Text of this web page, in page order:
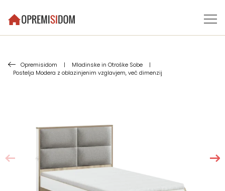
Opremisidom | Mladinske in Otroške Sobe
|
Postelja Modera z oblazinjenim vzglavjem, več dimenzij